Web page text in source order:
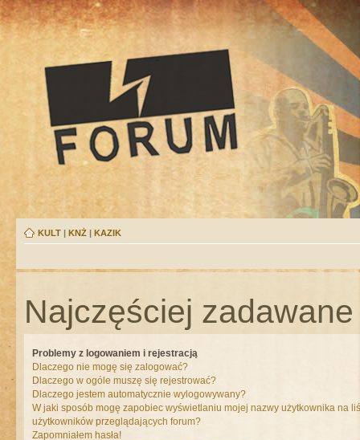
KULT | KNŻ | KAZIK
Najczęściej
Problemy z logowaniem i rejestracją
Dlaczego nie mogę się zalogować?
Dlaczego w ogóle muszę się rejestrować?
Dlaczego jestem automatycznie wylogowywany?
W jaki sposób mogę zapobiec wyświetlaniu mojej nazwy użytkownika na
użytkowników przeglądających forum?
Zapomniałem hasła!